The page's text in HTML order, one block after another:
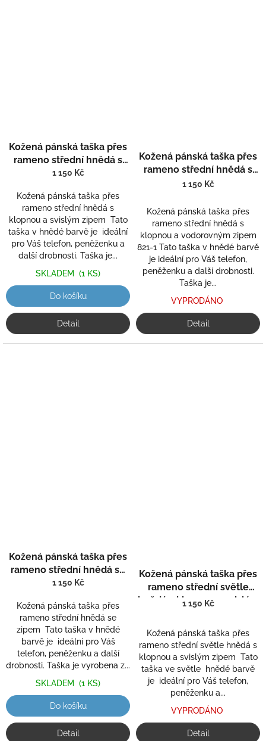
Kožená pánská taška přes
rameno střední hnědá s
klopnou a svislým zipem
1 150 Kč
Kožená pánská taška přes
rameno střední hnědá s
klopnou a svislým zipem Tato
taška v hnědé barvě je ideální
pro Váš telefon, peněženku a
další drobnosti. Taška je...
SKLADEM (1 KS)
Do košíku
Detail
Kožená pánská taška přes
rameno střední hnědá s
klopnou a vodorovným
1 150 Kč
Kožená pánská taška přes
rameno střední hnědá s
klopnou a vodorovným zipem
821-1 Tato taška v hnědé barvě
je ideální pro Váš telefon,
peněženku a další drobnosti.
Taška je...
VYPRODÁNO
Detail
Kožená pánská taška přes
rameno střední hnědá se
zipem 807-1
1 150 Kč
Kožená pánská taška přes
rameno střední hnědá se
zipem Tato taška v hnědé
barvě je ideální pro Váš
telefon, peněženku a další
drobnosti. Taška je vyrobena z...
SKLADEM (1 KS)
Do košíku
Detail
Kožená pánská taška přes
rameno střední světle
hnědá s klopnou a svislým
1 150 Kč
Kožená pánská taška přes
rameno střední světle hnědá s
klopnou a svislým zipem Tato
taška ve světle hnědé barvě
je ideální pro Váš telefon,
peněženku a...
VYPRODÁNO
Detail